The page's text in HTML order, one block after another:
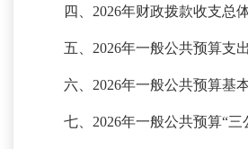
四、 2026年财政拨款收支总
五、 2026年一般公共预算支
六、 2026年一般公共预算基
七、 2026年一般公共预算“